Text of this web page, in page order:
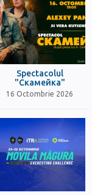
Spectacolul
"Скамейка"
16 Octombrie 2026